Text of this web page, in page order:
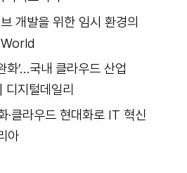
개발을 위한 임시 환경의
화’…국내 클라우드 산업
디지털데일리
·클라우드 현대화로 IT 혁신
아